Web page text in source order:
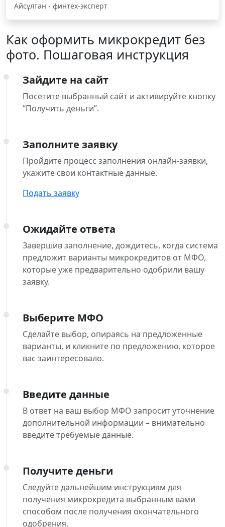
Айсұлтан - финтех-эксперт
Как оформить микрокредит без
фото. Пошаговая инструкция
Зайдите на сайт
Посетите выбранный сайт и активируйте кнопку
“Получить деньги”.
Заполните заявку
Пройдите процесс заполнения онлайн-заявки,
укажите свои контактные данные.
Подать заявку
Ожидайте ответа
Завершив заполнение, дождитесь, когда система
предложит варианты микрокредитов от МФО,
которые уже предварительно одобрили вашу
заявку.
Выберите МФО
Сделайте выбор, опираясь на предложенные
варианты, и кликните по предложению, которое
вас заинтересовало.
Введите данные
В ответ на ваш выбор МФО запросит уточнение
дополнительной информации – внимательно
введите требуемые данные.
Получите деньги
Следуйте дальнейшим инструкциям для
получения микрокредита выбранным вами
способом после получения окончательного
одобрения.